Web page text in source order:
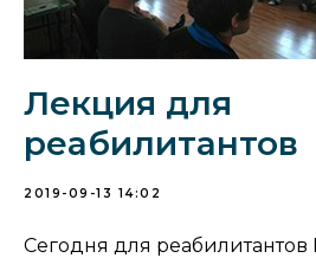
Лекция для
реабилитантов
2019-09-13 14:02
Сегодня для